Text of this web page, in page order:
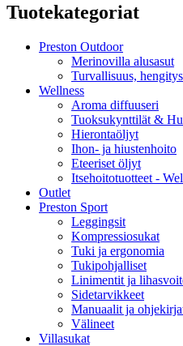
Tuotekategoriat
Preston Outdoor
Merinovilla alusasut
Turvallisuus,
Wellness
Aroma diffuuseri
Tuoksukynttilät &
Hierontaöljyt
Ihon- ja hiustenhoito
Eteeriset öljyt
Itsehoitotuotteet -
Outlet
Preston Sport
Leggingsit
Kompressiosukat
Tuki ja ergonomia
Tukipohjalliset
Linimentit ja
Sidetarvikkeet
Manuaalit ja
Välineet
Villasukat